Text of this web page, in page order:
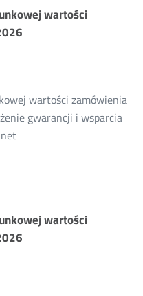
wartości
wartości zamówienia
gwarancji i wsparcia
wartości